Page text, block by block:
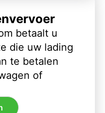
betaalt u
die uw lading
te betalen
of